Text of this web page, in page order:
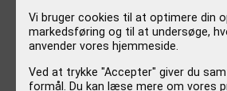
TILMELD NYHEDSBREV
Vi bruger cookies til at optimere din
markedsføring og til at undersøge,
anvender vores hjemmeside.
Ved at trykke "Accepter" giver du
formål. Du kan læse mere om vores